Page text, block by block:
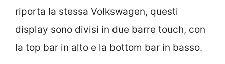
riporta la stessa Volkswagen, questi
display sono divisi in due barre touch, con
la top bar in alto e la bottom bar in basso.